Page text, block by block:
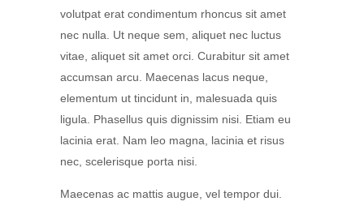
volutpat erat condimentum rhoncus sit amet
nec nulla. Ut neque sem, aliquet nec luctus
vitae, aliquet sit amet orci. Curabitur sit amet
accumsan arcu. Maecenas lacus neque,
elementum ut tincidunt in, malesuada quis
ligula. Phasellus quis dignissim nisi. Etiam eu
lacinia erat. Nam leo magna, lacinia et risus
nec, scelerisque porta nisi.
Maecenas ac mattis augue, vel tempor dui.